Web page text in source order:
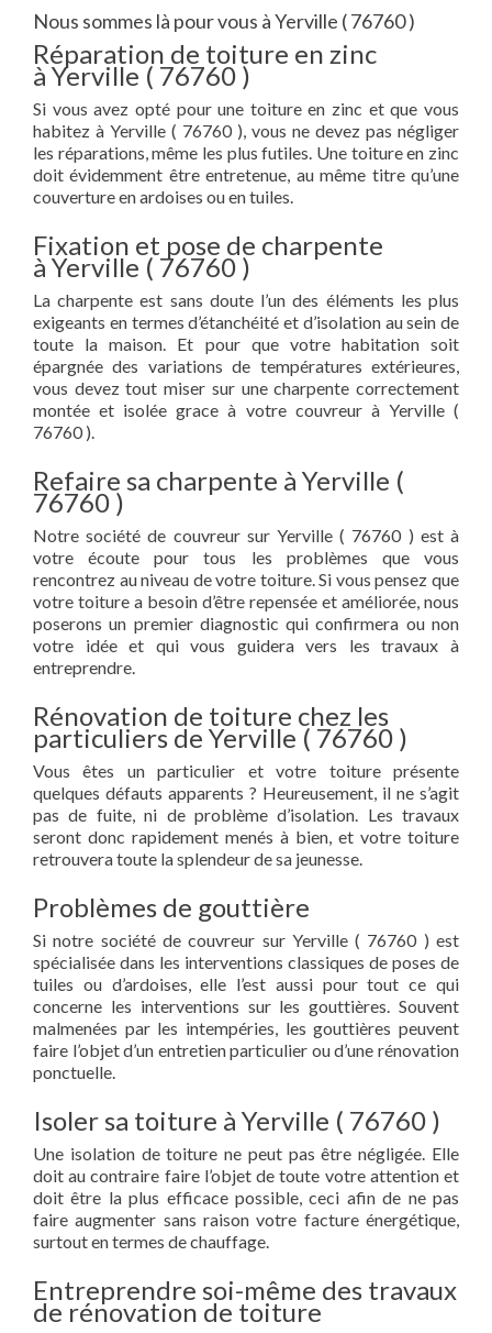
Nous sommes là pour vous à Yerville ( 76760 )
Réparation de toiture en zinc
à Yerville ( 76760 )
Si vous avez opté pour une toiture en zinc et que vous
habitez à Yerville ( 76760 ), vous ne devez pas négliger
les réparations, même les plus futiles. Une toiture en zinc
doit évidemment être entretenue, au même titre qu’une
couverture en ardoises ou en tuiles.
Fixation et pose de charpente
à Yerville ( 76760 )
La charpente est sans doute l’un des éléments les plus
exigeants en termes d’étanchéité et d’isolation au sein de
toute la maison. Et pour que votre habitation soit
épargnée des variations de températures extérieures,
vous devez tout miser sur une charpente correctement
montée et isolée grace à votre couvreur à Yerville (
76760 ).
Refaire sa charpente à Yerville (
76760 )
Notre société de couvreur sur Yerville ( 76760 ) est à
votre écoute pour tous les problèmes que vous
rencontrez au niveau de votre toiture. Si vous pensez que
votre toiture a besoin d’être repensée et améliorée, nous
poserons un premier diagnostic qui confirmera ou non
votre idée et qui vous guidera vers les travaux à
entreprendre.
Rénovation de toiture chez les
particuliers de Yerville ( 76760 )
Vous êtes un particulier et votre toiture présente
quelques défauts apparents ? Heureusement, il ne s’agit
pas de fuite, ni de problème d’isolation. Les travaux
seront donc rapidement menés à bien, et votre toiture
retrouvera toute la splendeur de sa jeunesse.
Problèmes de gouttière
Si notre société de couvreur sur Yerville ( 76760 ) est
spécialisée dans les interventions classiques de poses de
tuiles ou d’ardoises, elle l’est aussi pour tout ce qui
concerne les interventions sur les gouttières. Souvent
malmenées par les intempéries, les gouttières peuvent
faire l’objet d’un entretien particulier ou d’une rénovation
ponctuelle.
Isoler sa toiture à Yerville ( 76760 )
Une isolation de toiture ne peut pas être négligée. Elle
doit au contraire faire l’objet de toute votre attention et
doit être la plus efficace possible, ceci afin de ne pas
faire augmenter sans raison votre facture énergétique,
surtout en termes de chauffage.
Entreprendre soi-même des travaux
de rénovation de toiture